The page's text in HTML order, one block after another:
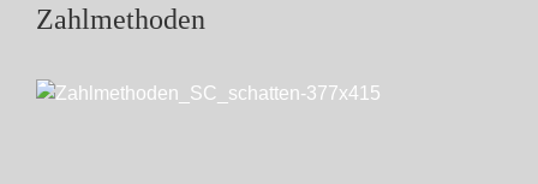
Zahlmethoden